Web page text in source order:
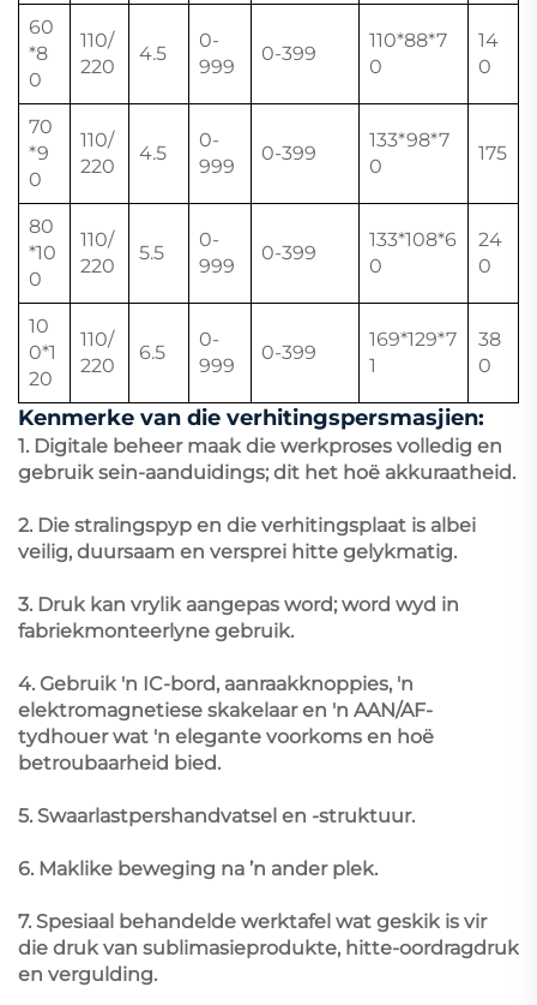
60
*8
0
110/
220
4.5
0-
999
0-399
110*88*7
0
14
0
70
*9
0
110/
220
4.5
0-
999
0-399
133*98*7
0
175
80
*10
0
110/
220
5.5
0-
999
0-399
133*108*6
0
24
0
10
0*1
20
110/
220
6.5
0-
999
0-399
169*129*7
1
38
0
Kenmerke van die verhitingspersmasjien:
1. Digitale beheer maak die werkproses volledig en
gebruik sein-aanduidings; dit het hoë akkuraatheid.
2. Die stralingspyp en die verhitingsplaat is albei
veilig, duursaam en versprei hitte gelykmatig.
3. Druk kan vrylik aangepas word; word wyd in
fabriekmonteerlyne gebruik.
4. Gebruik 'n IC-bord, aanraakknoppies, 'n
elektromagnetiese skakelaar en 'n AAN/AF-
tydhouer wat 'n elegante voorkoms en hoë
betroubaarheid bied.
5. Swaarlastpershandvatsel en -struktuur.
6. Maklike beweging na ’n ander plek.
7. Spesiaal behandelde werktafel wat geskik is vir
die druk van sublimasieprodukte, hitte-oordragdruk
en vergulding.